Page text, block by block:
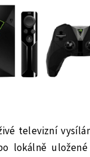
televizní
lokálně